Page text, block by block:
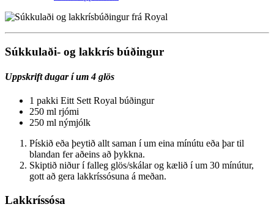
Súkkulaði- og lakkrís búðingur
Uppskrift dugar í um 4 glös
1 pakki Eitt Sett Royal búðingur
250 ml rjómi
250 ml nýmjólk
Pískið eða þeytið allt saman í um eina mínútu eða þar til
blandan fer aðeins að þykkna.
Skiptið niður í falleg glös/skálar og kælið í um 30 mínútur,
gott að gera lakkríssósuna á meðan.
Lakkríssósa